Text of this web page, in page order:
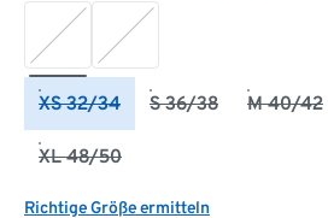
XS 32/34 S 36/38 M 40/42
XL 48/50
Richtige Größe ermitteln